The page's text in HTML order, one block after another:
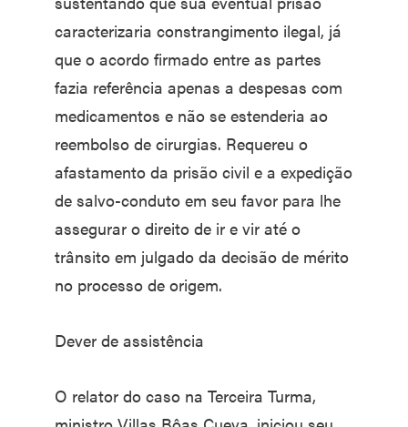
caracterizaria constrangimento ilegal, já
que o acordo firmado entre as partes
fazia referência apenas a despesas com
medicamentos e não se estenderia ao
reembolso de cirurgias. Requereu o
afastamento da prisão civil e a expedição
de salvo-conduto em seu favor para lhe
assegurar o direito de ir e vir até o
trânsito em julgado da decisão de mérito
no processo de origem.
Dever de assistência
O relator do caso na Terceira Turma,